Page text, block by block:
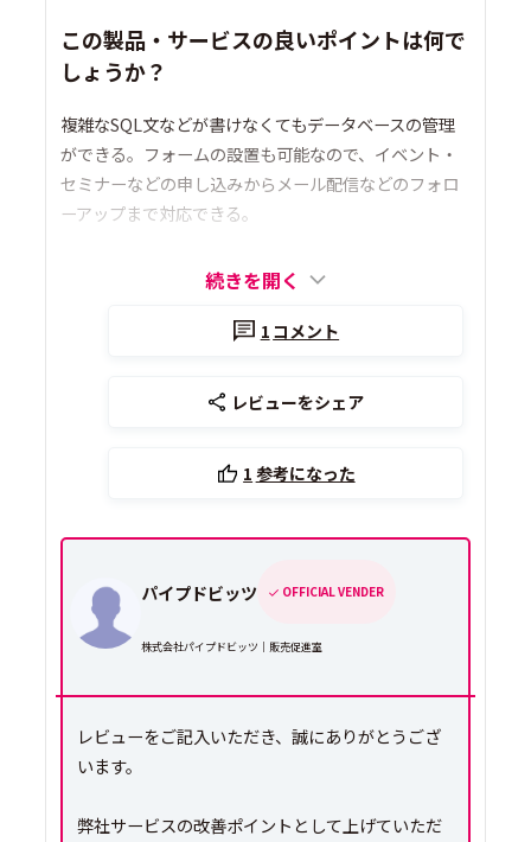
この製品・サービスの良いポイントは何で
しょうか？
複雑なSQL文などが書けなくてもデータベースの管理
ができる。フォームの設置も可能なので、イベント・
セミナーなどの申し込みからメール配信などのフォロ
ーアップまで対応できる。
続きを開く
1 コメント
レビューをシェア
1 参考になった
パイプドビッツ OFFICIAL VENDER
株式会社パイプドビッツ｜販売促進室
レビューをご記入いただき、誠にありがとうござ
います。
弊社サービスの改善ポイントとして上げていただ